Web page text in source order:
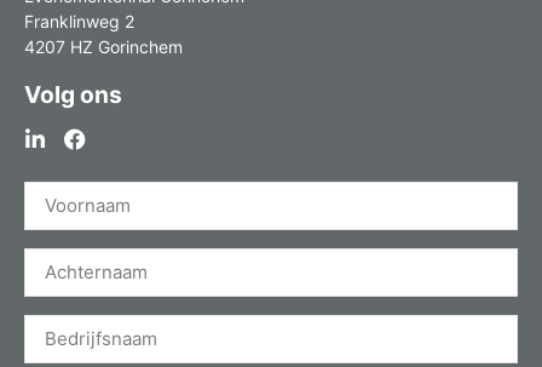
Franklinweg 2
4207 HZ Gorinchem
Volg ons